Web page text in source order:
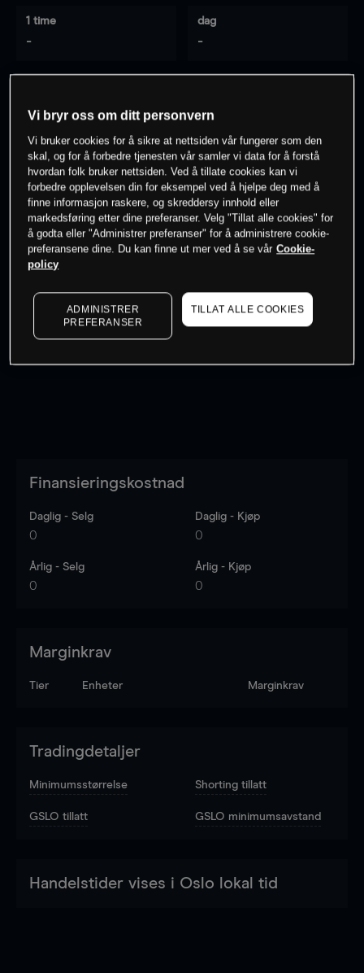
1 time
-
dag
-
- -
0% av kunder erpå dette instrumentet
Søk om konto
Kursene er veiledende.Log in
Finansieringskostnad
Daglig - Selg
0
Daglig - Kjøp
0
Årlig - Selg
0
Årlig - Kjøp
0
Marginkrav
Tier Enheter Marginkrav
Tradingdetaljer
Minimumsstørrelse Shorting tillatt
GSLO tillatt GSLO minimumsavstand
Handelstider vises i Oslo lokal tid
Vi bryr oss om ditt personvern
Vi bruker cookies for å sikre at nettsiden vår fungerer som den
skal, og for å forbedre tjenesten vår samler vi data for å forstå
hvordan folk bruker nettsiden. Ved å tillate cookies kan vi
forbedre opplevelsen din for eksempel ved å hjelpe deg med å
finne informasjon raskere, og skreddersy innhold eller
markedsføring etter dine preferanser. Velg "Tillat alle cookies" for
å godta eller "Administrer preferanser" for å administrere cookie-
preferansene dine. Du kan finne ut mer ved å se vår Cookie-
policy
ADMINISTRER
PREFERANSER
TILLAT ALLE COOKIES